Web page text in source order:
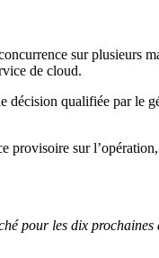
sur plusieurs
de cloud.
décision qualifiée par le
provisoire sur
pour les dix prochaines